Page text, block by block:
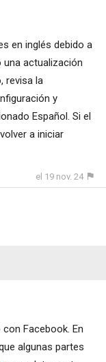
en inglés debido a
actualización
revisa la
y
Español. Si el
a iniciar
el 19 nov. 24
Facebook. En
algunas partes